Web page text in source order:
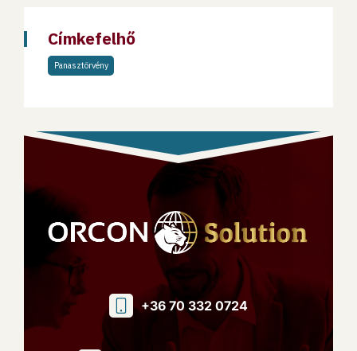
Címkefelhő
Panasztörvény
+36 70 332 0724